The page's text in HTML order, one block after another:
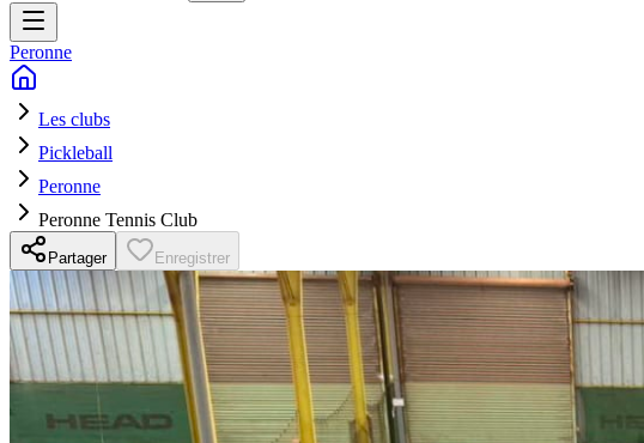
Peronne
Les clubs
Pickleball
Peronne
Peronne Tennis Club
Partager Enregistrer